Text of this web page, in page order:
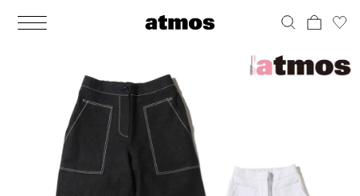
MEN
バッグ
シューズ
スニーカー
サンダル
ウェア
アウター
パンツ
バッグ
バックパック / リュック
ショルダー / メッセンジャーバッグ
トート / エコバッグ
アクセサリー
ポーチ / ウォレット
グッズ / アクセサリー
その他
シューケア / グッズ
おもちゃ / フィギュア
その他
WOMENS
バッグ
シューズ
スニーカー
サンダル / パンプス
ウェア
アウター
パンツ
バッグ
バックパック / リュック
ショルダー / メッセンジャーバッグ
トート / エコバッグ
アクセサリー
ポーチ / ウォレット
グッズ / アクセサリー
その他
シューケア / グッズ
おもちゃ / フィギュア
その他
1 6